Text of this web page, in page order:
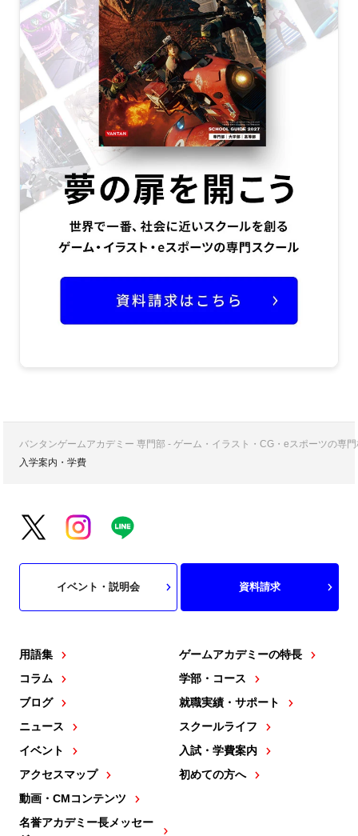
バンタンゲームアカデミー 専門部 - ゲーム・イラスト・CG・eスポーツの専
入学案内・学費
用語集
コラム
ブログ
ニュース
イベント
アクセスマップ
動画・CMコンテンツ
名誉アカデミー長メッセー
ゲームアカデミーの特長
学部・コース
就職実績・サポート
スクールライフ
入試・学費案内
初めての方へ
イベント・説明会 資料請求